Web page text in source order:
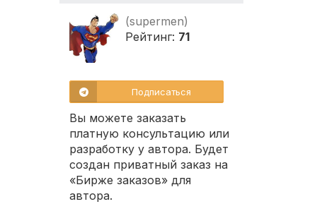
(supermen)
Рейтинг: 71
Подписаться
Вы можете заказать
платную консультацию или
разработку у автора. Будет
создан приватный заказ на
«Бирже заказов» для
автора.